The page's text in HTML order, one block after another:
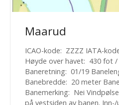
Maarud
ICAO-kode: ZZZZ IATA-
Høyde over havet: 430 fot
Baneretning: 01/19
Banebredde: 20 meter
Banemerking: Nei
på vestsiden av banen.